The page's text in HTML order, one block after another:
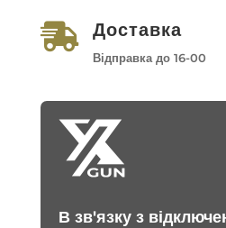
 Доставка
Відправка до 16-00
В зв'язку з